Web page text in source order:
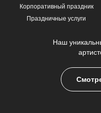
Корпоративный праздник
Праздничные услуги
Наш